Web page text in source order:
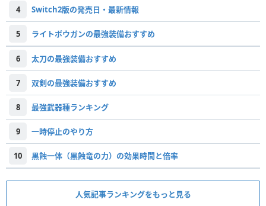
4 Switch2版の発売日・最新情報
5 ライトボウガンの最強装備おすすめ
6 太刀の最強装備おすすめ
7 双剣の最強装備おすすめ
8 最強武器種ランキング
9 一時停止のやり方
10 黒蝕一体（黒蝕竜の力）の効果時間と倍率
人気記事ランキングをもっと見る